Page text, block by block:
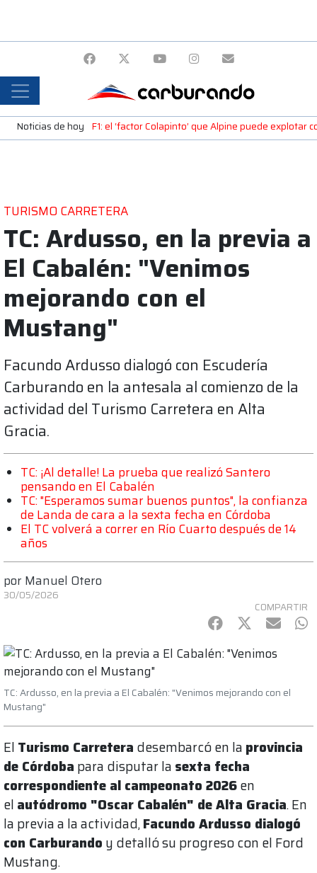
Noticias de hoy F1: el ‘factor Colapinto’ que Alpine puede explotar
TURISMO CARRETERA
TC: Ardusso, en la previa a
El Cabalén: "Venimos
mejorando con el
Mustang"
Facundo Ardusso dialogó con Escudería
Carburando en la antesala al comienzo de la
actividad del Turismo Carretera en Alta
Gracia.
TC: ¡Al detalle! La prueba que realizó Santero
pensando en El Cabalén
TC: "Esperamos sumar buenos puntos", la confianza
de Landa de cara a la sexta fecha en Córdoba
El TC volverá a correr en Río Cuarto después de 14
años
por Manuel Otero
30/05/2026
COMPARTIR
Facebook
Twitter
mail
TC: Ardusso, en la previa a El Cabalén: "Venimos mejorando con el
Mustang"
El Turismo Carretera desembarcó en la provincia
de Córdoba para disputar la sexta fecha
correspondiente al campeonato 2026en
el autódromo "Oscar Cabalén" de Alta Gracia. En
la previa a la actividad,Facundo Ardusso dialogó
con Carburando y detalló su progreso con el Ford
Mustang.